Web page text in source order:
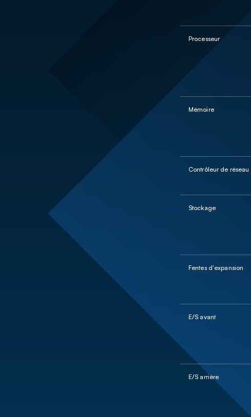
Processeur
Mémoire
Contrôleur de réseau
Stockage
Fentes d'expansion
E/S avant
E/S arrière